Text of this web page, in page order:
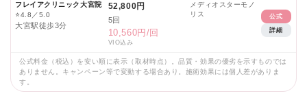
フレイアクリニック大宮院
⭐4.8／5.0
大宮駅徒歩3分
52,800円
5回
10,560円/回
VIO込み
メディオスターモノ
リス
公式
詳細
公式料金（税込）を安い順に表示（取材時点）。品質・効果の優劣を示すものでは
ありません。キャンペーン等で変動する場合あり。施術効果には個人差がありま
す。